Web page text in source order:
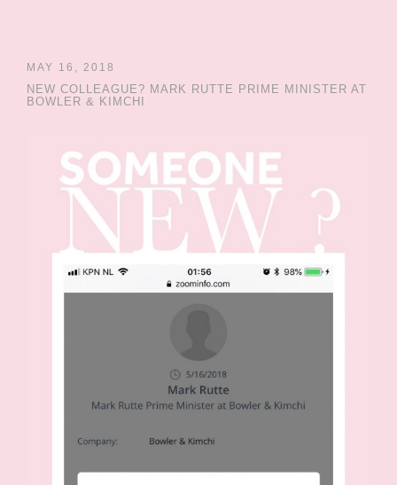
MAY 16, 2018
NEW COLLEAGUE? MARK RUTTE PRIME MINISTER AT
BOWLER & KIMCHI